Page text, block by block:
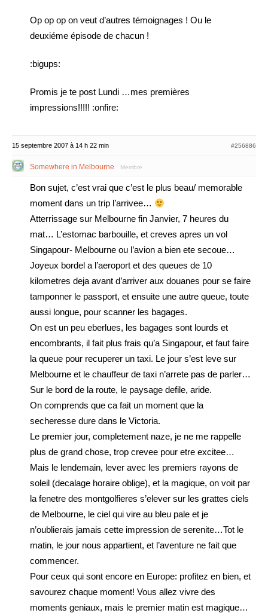
Op op op on veut d’autres témoignages ! Ou le
deuxiéme épisode de chacun !
:bigups:
Promis je te post Lundi …mes premières
impressions!!!!! :onfire:
15 septembre 2007 à 14 h 22 min #256886
Somewhere in Melbourne Membre
Bon sujet, c’est vrai que c’est le plus beau/ memorable
moment dans un trip l’arrivee…
Atterrissage sur Melbourne fin Janvier, 7 heures du
mat… L’estomac barbouille, et creves apres un vol
Singapour- Melbourne ou l’avion a bien ete secoue…
Joyeux bordel a l’aeroport et des queues de 10
kilometres deja avant d’arriver aux douanes pour se faire
tamponner le passport, et ensuite une autre queue, toute
aussi longue, pour scanner les bagages.
On est un peu eberlues, les bagages sont lourds et
encombrants, il fait plus frais qu’a Singapour, et faut faire
la queue pour recuperer un taxi. Le jour s’est leve sur
Melbourne et le chauffeur de taxi n’arrete pas de parler…
Sur le bord de la route, le paysage defile, aride.
On comprends que ca fait un moment que la
secheresse dure dans le Victoria.
Le premier jour, completement naze, je ne me rappelle
plus de grand chose, trop crevee pour etre excitee…
Mais le lendemain, lever avec les premiers rayons de
soleil (decalage horaire oblige), et la magique, on voit par
la fenetre des montgolfieres s’elever sur les grattes ciels
de Melbourne, le ciel qui vire au bleu pale et je
n’oublierais jamais cette impression de serenite…Tot le
matin, le jour nous appartient, et l’aventure ne fait que
commencer.
Pour ceux qui sont encore en Europe: profitez en bien, et
savourez chaque moment! Vous allez vivre des
moments geniaux, mais le premier matin est magique…